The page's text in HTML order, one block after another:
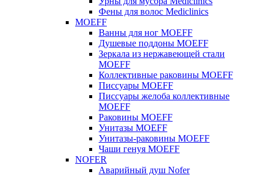
Фены для волос Mediclinics
MOEFF
Ванны для ног MOEFF
Душевые поддоны MOEFF
Зеркала из нержавеющей стали
MOEFF
Коллективные раковины MOEFF
Писсуары MOEFF
Писсуары желоба коллективные
MOEFF
Раковины MOEFF
Унитазы MOEFF
Унитазы-раковины MOEFF
Чаши генуя MOEFF
NOFER
Аварийный душ Nofer